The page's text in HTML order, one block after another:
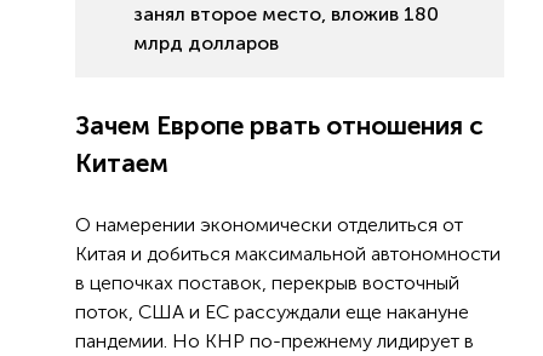
занял второе место, вложив 180
млрд долларов
Зачем Европе рвать отношения с
Китаем
О намерении экономически отделиться от
Китая и добиться максимальной автономности
в цепочках поставок, перекрыв восточный
поток, США и ЕС рассуждали еще накануне
пандемии. Но КНР по-прежнему лидирует в